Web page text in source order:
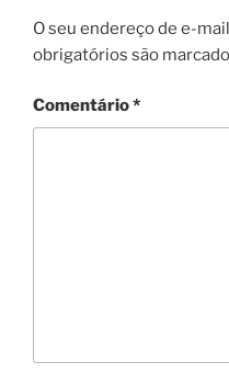
O seu endereço de e-
obrigatórios são
Comentário*